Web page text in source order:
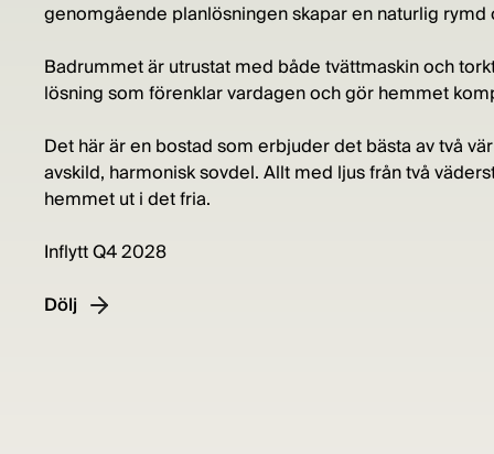
genomgående planlösningen skapar en naturlig
Badrummet är utrustat med både tvättmaskin och
lösning som förenklar vardagen och gör hemmet
Det här är en bostad som erbjuder det bästa av två
avskild, harmonisk sovdel. Allt med ljus från två
hemmet ut i det fria.
Inflytt Q4 2028
Dölj